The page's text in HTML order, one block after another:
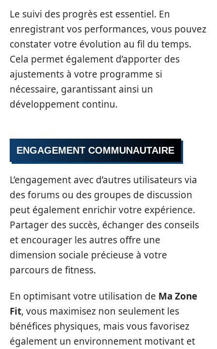
Le suivi des progrès est essentiel. En
enregistrant vos performances, vous pouvez
constater votre évolution au fil du temps.
Cela permet également d’apporter des
ajustements à votre programme si
nécessaire, garantissant ainsi un
développement continu.
ENGAGEMENT COMMUNAUTAIRE
L’engagement avec d’autres utilisateurs via
des forums ou des groupes de discussion
peut également enrichir votre expérience.
Partager des succès, échanger des conseils
et encourager les autres offre une
dimension sociale précieuse à votre
parcours de fitness.
En optimisant votre utilisation de Ma Zone
Fit, vous maximisez non seulement les
bénéfices physiques, mais vous favorisez
également un environnement motivant et